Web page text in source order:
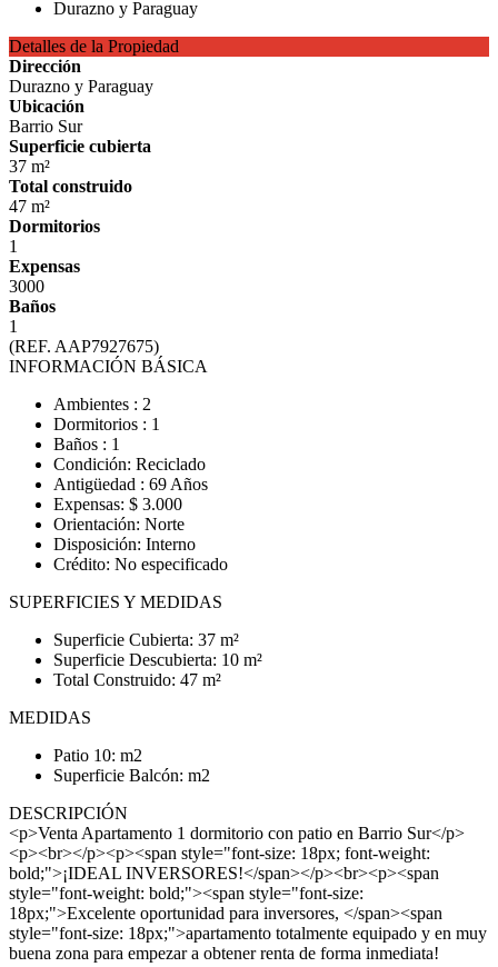
Detalles de la Propiedad
Dirección
Durazno y Paraguay
Ubicación
Barrio Sur
Superficie cubierta
37 m²
Total construido
47 m²
Dormitorios
1
Expensas
3000
Baños
1
(REF. AAP7927675)
INFORMACIÓN BÁSICA
Ambientes : 2
Dormitorios : 1
Baños : 1
Condición: Reciclado
Antigüedad : 69 Años
Expensas: $ 3.000
Orientación: Norte
Disposición: Interno
Crédito: No especificado
SUPERFICIES Y MEDIDAS
Superficie Cubierta: 37 m²
Superficie Descubierta: 10 m²
Total Construido: 47 m²
MEDIDAS
Patio 10: m2
Superficie Balcón: m2
DESCRIPCIÓN
<p>Venta Apartamento 1 dormitorio con patio en Barrio Sur</p>
<p><br></p><p><span style="font-size: 18px; font-weight:
bold;">¡IDEAL INVERSORES!</span></p><br><p><span
style="font-weight: bold;"><span style="font-size:
18px;">Excelente oportunidad para inversores, </span><span
style="font-size: 18px;">apartamento totalmente equipado y en muy
buena zona para empezar a obtener renta de forma inmediata!